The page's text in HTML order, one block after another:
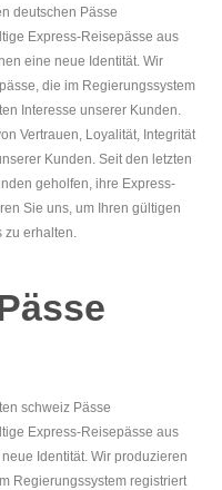
deutschen Pässe
Express-Reisepässe aus
eine neue Identität. Wir
die im Regierungssystem
Interesse unserer Kunden.
Vertrauen, Loyalität, Integrität
Kunden. Seit den letzten
geholfen, ihre Express-
Sie uns, um Ihren gültigen
zu erhalten.
schweiz Pässe
Express-Reisepässe aus
Identität. Wir produzieren
Regierungssystem registriert